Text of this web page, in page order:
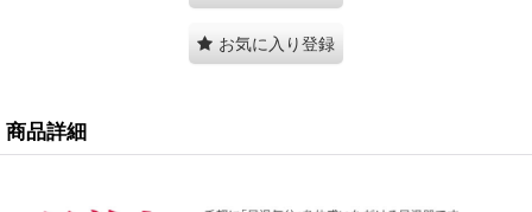
お気に入り登録
商品詳細